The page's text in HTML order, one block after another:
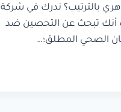
بالترتيب؟ ندرك في شركة
أنك تبحث عن التحصين ضد
الصحي المطلق؛…